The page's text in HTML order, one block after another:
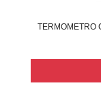
TERMOMETRO